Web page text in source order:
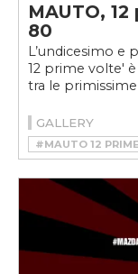
MAUTO,
80
L’undicesimo e
12 prime volte'
tra le primissime
GALLERY
#MAUTO 12
#MOTORE
#NSU
#NSU